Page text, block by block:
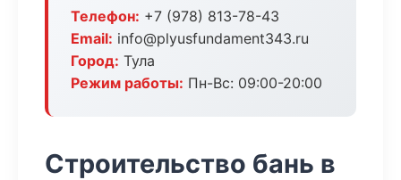
Телефон: +7 (978) 813-78-43
Email: info@plyusfundament343.ru
Город: Тула
Режим работы: Пн-Вс: 09:00-20:00
Строительство бань в